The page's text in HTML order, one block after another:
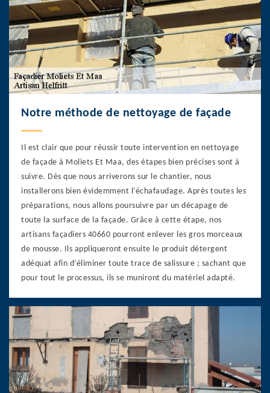
Notre méthode de nettoyage de façade
Il est clair que pour réussir toute intervention en nettoyage
de façade à Moliets Et Maa, des étapes bien précises sont à
suivre. Dès que nous arriverons sur le chantier, nous
installerons bien évidemment l’échafaudage. Après toutes les
préparations, nous allons poursuivre par un décapage de
toute la surface de la façade. Grâce à cette étape, nos
artisans façadiers 40660 pourront enlever les gros morceaux
de mousse. Ils appliqueront ensuite le produit détergent
adéquat afin d’éliminer toute trace de salissure ; sachant que
pour tout le processus, ils se muniront du matériel adapté.